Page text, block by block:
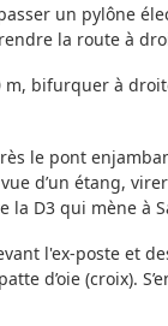
un pylône
la route à
bifurquer à
le pont
d’un étang,
D3 qui mène à
l'ex-poste et
d’oie (croix).